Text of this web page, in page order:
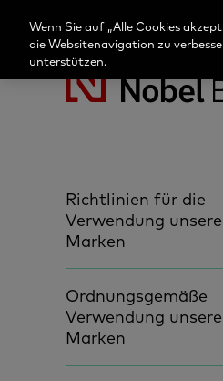
Richtlinien für die
Verwendung
Marken
Ordnungsgemäße
Verwendung
Marken
Wenn Sie auf „Alle Cookies
die Websitenavigation zu
unterstützen.